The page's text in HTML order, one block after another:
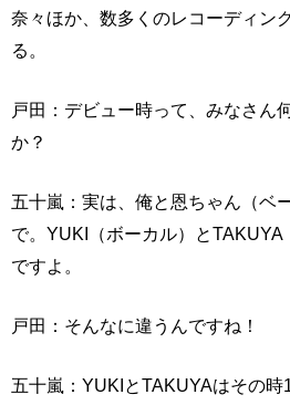
奈々ほか、数多くのレコーディン
る。
戸田：デビュー時って、みなさん
か？
五十嵐：実は、俺と恩ちゃん（ベ
で。YUKI（ボーカル）と
ですよ。
戸田：そんなに違うんですね！
五十嵐：YUKIとTAKUYAはその時